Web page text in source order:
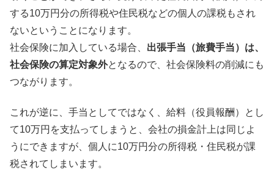
する10万円分の所得税や住民税などの個人の課税もされ
ないということになります。
社会保険に加入している場合、 出張手当（旅費手当）は、
社会保険の算定対象外となるので、社会保険料の削減にも
つながります。
これが逆に、手当としてではなく、給料（役員報酬）とし
て10万円を支払ってしまうと、会社の損金計上は同じよ
うにできますが、個人に10万円分の所得税・住民税が課
税されてしまいます。